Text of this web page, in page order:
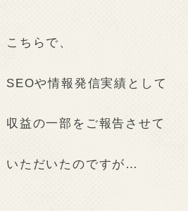
こちらで、
SEOや情報発信実績として
収益の一部をご報告させて
いただいたのですが…